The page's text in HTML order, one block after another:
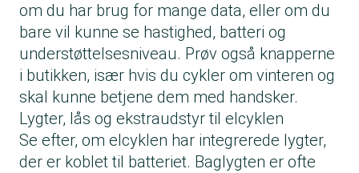
om du har brug for mange data, eller om du
bare vil kunne se hastighed, batteri og
understøttelsesniveau. Prøv også knapperne
i butikken, især hvis du cykler om vinteren og
skal kunne betjene dem med handsker.
Lygter, lås og ekstraudstyr til elcyklen
Se efter, om elcyklen har integrerede lygter,
der er koblet til batteriet. Baglygten er ofte